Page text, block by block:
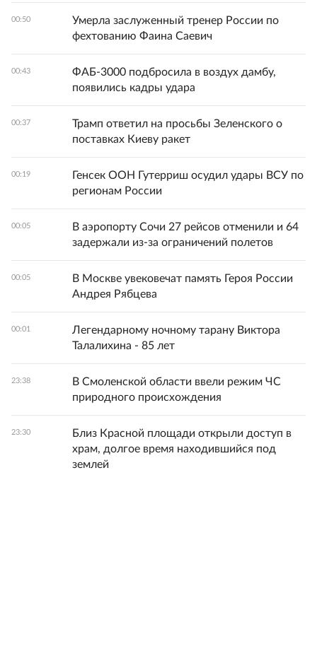
00:50
Умерла заслуженный тренер России по
фехтованию Фаина Саевич
00:43
ФАБ-3000 подбросила в воздух дамбу,
появились кадры удара
00:37
Трамп ответил на просьбы Зеленского о
поставках Киеву ракет
00:19
Генсек ООН Гутерриш осудил удары ВСУ по
регионам России
00:05
В аэропорту Сочи 27 рейсов отменили и 64
задержали из-за ограничений полетов
00:05
В Москве увековечат память Героя России
Андрея Рябцева
00:01
Легендарному ночному тарану Виктора
Талалихина - 85 лет
23:38
В Смоленской области ввели режим ЧС
природного происхождения
23:30
Близ Красной площади открыли доступ в
храм, долгое время находившийся под
землей